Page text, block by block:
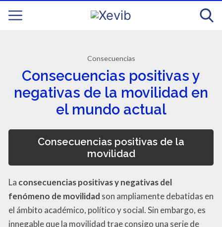
Consecuencias
Consecuencias positivas y
negativas de la movilidad en
el mundo actual
Consecuencias positivas de la
movilidad
La consecuencias positivas y negativas del
fenómeno de movilidad son ampliamente debatidas en
el ámbito académico, político y social. Sin embargo, es
innegable que la movilidad trae consigo una serie de